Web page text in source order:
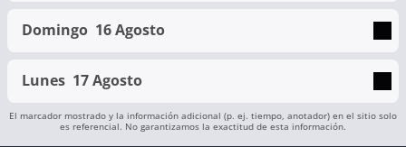
Domingo 16 Agosto
Lunes 17 Agosto
El marcador mostrado y la información adicional (p. ej. tiempo, anotador) en el sitio solo
es referencial. No garantizamos la exactitud de esta información.